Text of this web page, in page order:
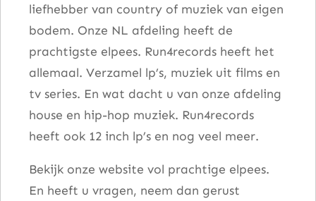
liefhebber van country of muziek van eigen
bodem. Onze NL afdeling heeft de
prachtigste elpees. Run4records heeft het
allemaal. Verzamel lp’s, muziek uit films en
tv series. En wat dacht u van onze afdeling
house en hip-hop muziek. Run4records
heeft ook 12 inch lp’s en nog veel meer.
Bekijk onze website vol prachtige elpees.
En heeft u vragen, neem dan gerust